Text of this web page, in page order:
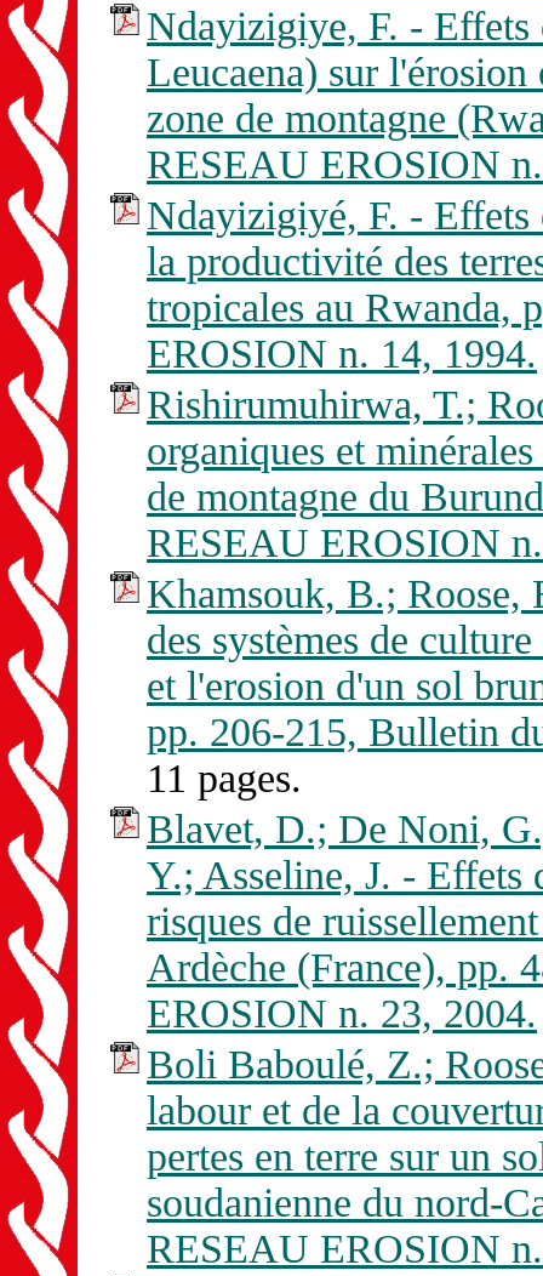
Ndayizigiye, F. - Effets
Leucaena) sur l'érosion
zone de montagne
RESEAU EROSION
Ndayizigiyé, F. - Effets
la productivité des
tropicales au Rwanda,
EROSION n. 14, 1994.
Rishirumuhirwa, T.;
organiques et
de montagne du
RESEAU EROSION
Khamsouk, B.;
des systèmes de
et l'erosion d'un sol
pp. 206-215, Bulletin
11 pages.
Blavet, D.; De Noni,
Y.; Asseline, J. - Effets
risques de
Ardèche (France), pp.
EROSION n. 23, 2004.
Boli Baboulé, Z.;
labour et de la
pertes en terre sur un
soudanienne du nord-
RESEAU EROSION